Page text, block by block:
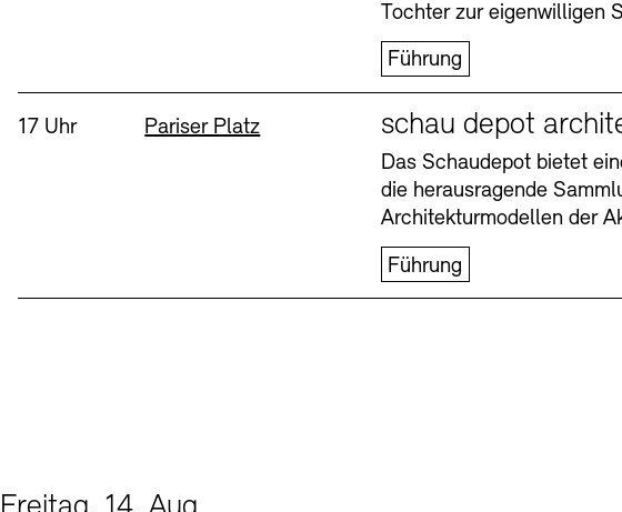
Tochter zur eigenwilligen
Führung
Uhrzeit:
17 Uhr Standort
Pariser Platz schau depot
Das Schaudepot bietet
die herausragende
Architekturmodellen der
Führung